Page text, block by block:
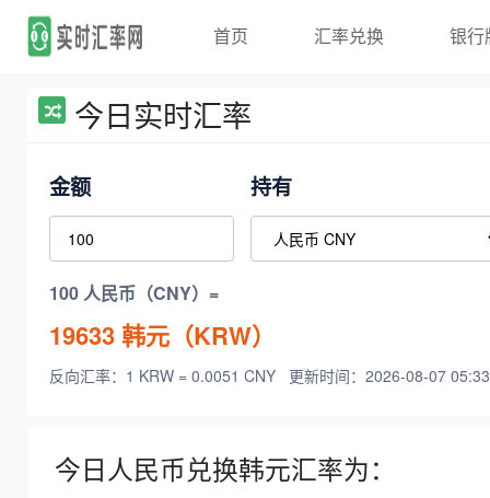
首页 汇率兑换 银行
今日实时汇率
金额 持有
100 人民币（CNY）=
19633韩元（KRW）
反向汇率：1 KRW = 0.0051 CNY 更新时间：2026-08-07
今日人民币兑换韩元汇率为：